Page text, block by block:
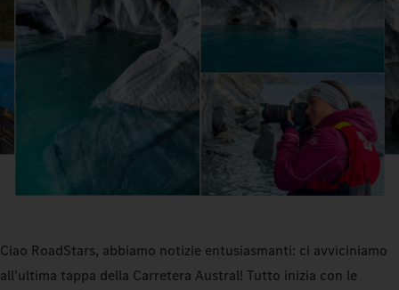
Ciao RoadStars, abbiamo notizie entusiasmanti: ci avviciniamo
all'ultima tappa della Carretera Austral! Tutto inizia con le